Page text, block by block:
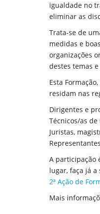
igualdade no
eliminar as
Trata-se de
medidas e
organizações
destes temas
Esta
residam nas
Dirigentes e
Técnicos/as
Juristas,
A participação
lugar, faça já
2ª Ação de
Mais